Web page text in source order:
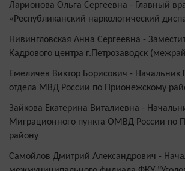
Ларионова Ольга Сергеевна - Главный
«Республиканский наркологический
Нивингловская Анна Сергеевна -
Кадрового центра г.Петрозаводск
Емеличев Виктор Борисович - Начальник
отдела МВД России по Прионежскому
Зайкова Екатерина Виталиевна -
Миграционного пункта ОМВД России по
району
Самойлов Дмитрий Александрович -